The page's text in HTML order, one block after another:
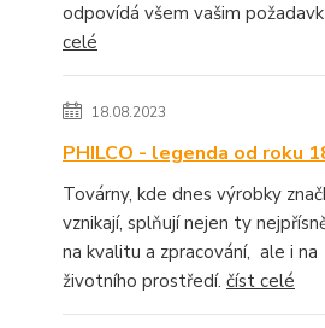
odpovídá všem vašim
celé
18.08.2023
PHILCO - legenda od roku
Továrny, kde dnes výrobky
vznikají, splňují nejen ty
na kvalitu a zpracování, ale i na
životního prostředí. číst celé